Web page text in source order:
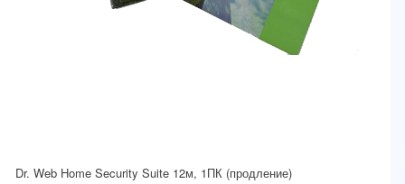
Dr. Web Home Security Suite 12м, 1ПК (продление)